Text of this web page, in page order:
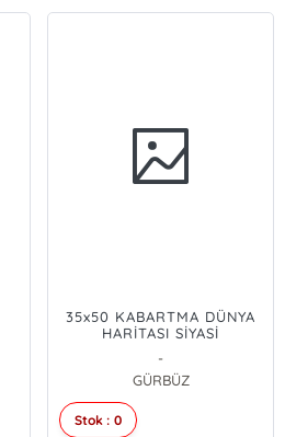
35x50 KABARTMA DÜNYA
HARİTASI SİYASİ
-
GÜRBÜZ
Stok : 0